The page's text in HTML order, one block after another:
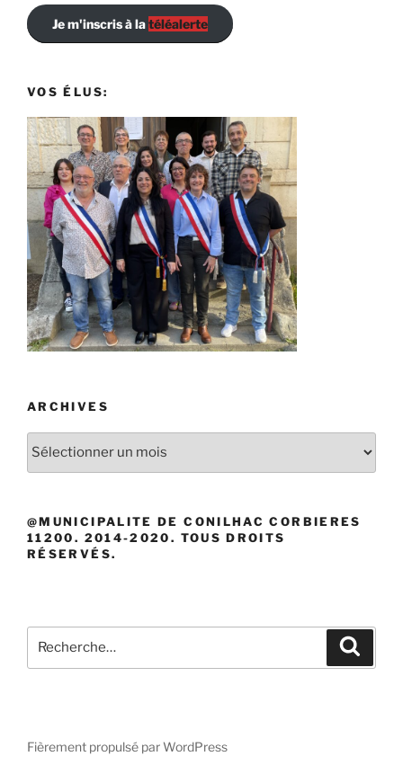
Je m'inscris à latéléalerte
VOS ÉLUS:
ARCHIVES
@MUNICIPALITE DE CONILHAC CORBIERES
11200. 2014-2020. TOUS DROITS
RÉSERVÉS.
pour
Fièrement propulsé par WordPress